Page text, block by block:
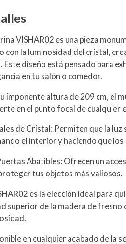
VISHAR02 es una pieza
con la luminosidad del cristal,
Este diseño está pensado para
en tu salón o comedor.
imponente altura de 209 cm, el
en el punto focal de cualquier
de Cristal: Permiten que la
el interior y haciendo que
Abatibles: Ofrecen un
tus objetos más valiosos.
es la elección ideal para
superior de la madera de fresno
en cualquier acabado de la